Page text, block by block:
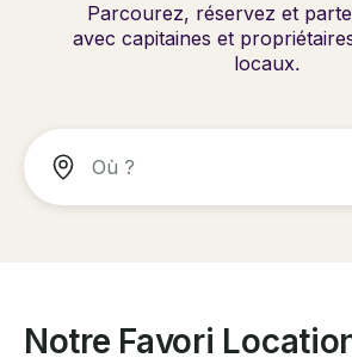
Parcourez, réservez et
avec capitaines et
locaux.
Notre Favori